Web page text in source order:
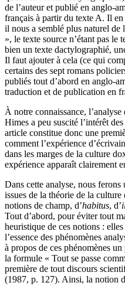
de l’auteur et publié en anglo-
français à partir du texte A. Il
il nous a semblé plus naturel de
», le texte source n’étant pas le
bien un texte dactylographié,
Il faut ajouter à cela (ce qui
certains des sept romans
publiés tout d’abord en anglo-
traduction et de publication en
À notre connaissance,
Himes a peu suscité l’intérêt
article constitue donc une
comment l’expérience
dans les marges de la culture
expérience apparaît clairement
Dans cette analyse, nous
issues de la théorie de la
notions de champ, d’habitus, d’
Tout d’abord, pour éviter tout
heuristique de ces notions :
l’essence des phénomènes
à propos de ces phénomènes
la formule « Tout se passe
première de tout discours
(1987, p. 127). Ainsi, la notion